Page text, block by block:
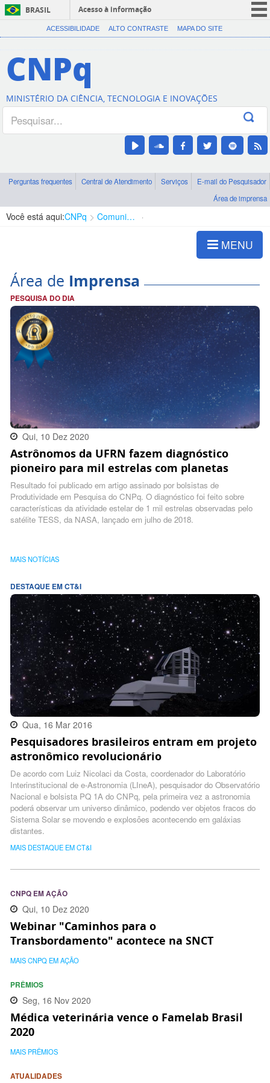
BRASIL
Acesso à informação
CORONAVÍRUS (COVID-19)
Canais
ACESSIBILIDADE ALTO CONTRASTE MAPA DO SITE
CNPq
MINISTÉRIO DA CIÊNCIA, TECNOLOGIA E INOVAÇÕES
Perguntas frequentes Central de Atendimento Serviços
E-mail do Pesquisador
Área de imprensa
Você está aqui:CNPq Comunicação
MENU
Área de Imprensa
PESQUISA DO DIA
Qui, 10 Dez 2020
14:40:00 -0300
Astrônomos da UFRN fazem diagnóstico
pioneiro para mil estrelas com planetas
Resultado foi publicado em artigo assinado por bolsistas de
Produtividade em Pesquisa do CNPq. O diagnóstico foi feito sobre
características da atividade estelar de 1 mil estrelas observadas pelo
satélite TESS, da NASA, lançado em julho de 2018.
MAIS NOTÍCIAS
DESTAQUE EM CT&I
Qua, 16 Mar 2016
18:37:00 -0300
Pesquisadores brasileiros entram em projeto
astronômico revolucionário
De acordo com Luiz Nicolaci da Costa, coordenador do Laboratório
Interinstitucional de e-Astronomia (LIneA), pesquisador do Observatório
Nacional e bolsista PQ 1A do CNPq, pela primeira vez a astronomia
poderá observar um universo dinâmico, podendo ver objetos fracos do
Sistema Solar se movendo e explosões acontecendo em galáxias
distantes.
MAIS DESTAQUE EM CT&I
CNPQ EM AÇÃO
Qui, 10 Dez 2020
17:51:00 -0300
Webinar "Caminhos para o
Transbordamento" acontece na SNCT
MAIS CNPQ EM AÇÃO
PRÊMIOS
Seg, 16 Nov 2020
09:42:00 -0300
Médica veterinária vence o Famelab Brasil
2020
MAIS PRÊMIOS
ATUALIDADES